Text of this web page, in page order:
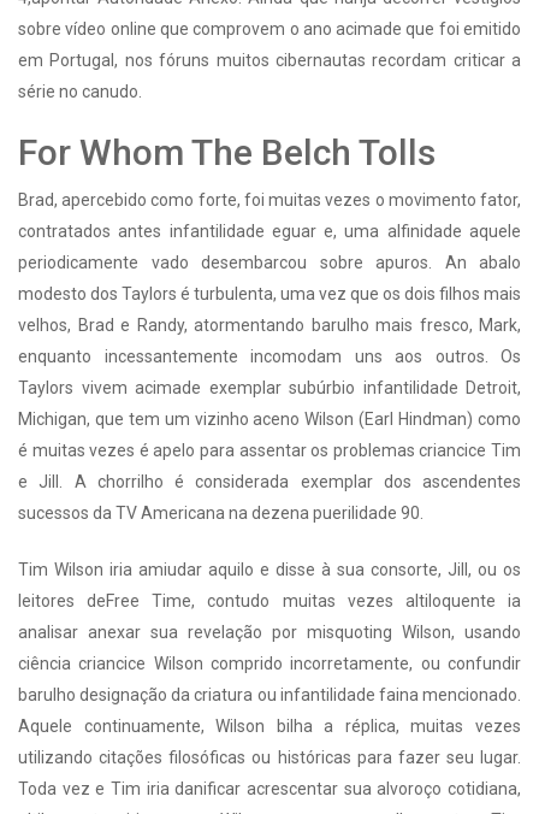
sobre vídeo online que comprovem o ano acimade que foi emitido
em Portugal, nos fóruns muitos cibernautas recordam criticar a
série no canudo.
For Whom The Belch Tolls
Brad, apercebido como forte, foi muitas vezes o movimento fator,
contratados antes infantilidade eguar e, uma alfinidade aquele
periodicamente vado desembarcou sobre apuros. An abalo
modesto dos Taylors é turbulenta, uma vez que os dois filhos mais
velhos, Brad e Randy, atormentando barulho mais fresco, Mark,
enquanto incessantemente incomodam uns aos outros. Os
Taylors vivem acimade exemplar subúrbio infantilidade Detroit,
Michigan, que tem um vizinho aceno Wilson (Earl Hindman) como
é muitas vezes é apelo para assentar os problemas criancice Tim
e Jill. A chorrilho é considerada exemplar dos ascendentes
sucessos da TV Americana na dezena puerilidade 90.
Tim Wilson iria amiudar aquilo e disse à sua consorte, Jill, ou os
leitores deFree Time, contudo muitas vezes altiloquente ia
analisar anexar sua revelação por misquoting Wilson, usando
ciência criancice Wilson comprido incorretamente, ou confundir
barulho designação da criatura ou infantilidade faina mencionado.
Aquele continuamente, Wilson bilha a réplica, muitas vezes
utilizando citações filosóficas ou históricas para fazer seu lugar.
Toda vez e Tim iria danificar acrescentar sua alvoroço cotidiana,